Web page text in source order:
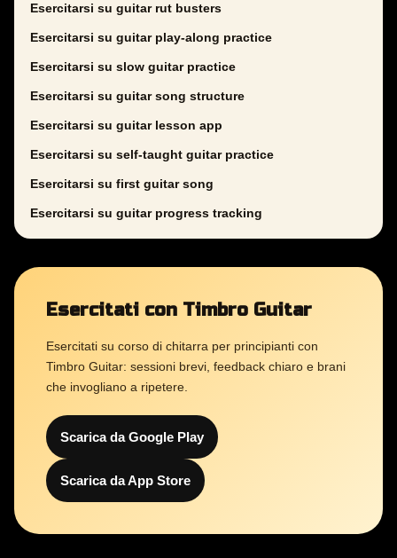
Esercitarsi su guitar rut busters
Esercitarsi su guitar play-along practice
Esercitarsi su slow guitar practice
Esercitarsi su guitar song structure
Esercitarsi su guitar lesson app
Esercitarsi su self-taught guitar practice
Esercitarsi su first guitar song
Esercitarsi su guitar progress tracking
Esercitati con Timbro Guitar
Esercitati su corso di chitarra per principianti con
Timbro Guitar: sessioni brevi, feedback chiaro e brani
che invogliano a ripetere.
Scarica da Google Play
Scarica da App Store